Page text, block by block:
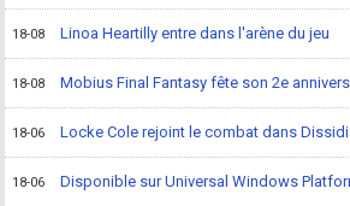
18-08 Linoa Heartilly entre dans l'arène du jeu
18-08 Mobius Final Fantasy fête son 2e
18-06 Locke Cole rejoint le combat dans
18-06 Disponible sur Universal Windows